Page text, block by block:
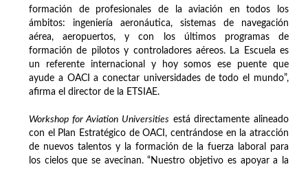
formación de profesionales de la aviación en todos los
ámbitos: ingeniería aeronáutica, sistemas de navegación
aérea, aeropuertos, y con los últimos programas de
formación de pilotos y controladores aéreos. La Escuela es
un referente internacional y hoy somos ese puente que
ayude a OACI a conectar universidades de todo el mundo”,
afirma el director de la ETSIAE.
Workshop for Aviation Universities está directamente alineado
con el Plan Estratégico de OACI, centrándose en la atracción
de nuevos talentos y la formación de la fuerza laboral para
los cielos que se avecinan. “Nuestro objetivo es apoyar a la